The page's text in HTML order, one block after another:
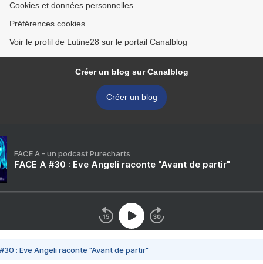
Cookies et données personnelles
Préférences cookies
Voir le profil de Lutine28 sur le portail Canalblog
Créer un blog sur Canalblog
Créer un blog
FACE A - un podcast Purecharts
FACE A #30 : Eve Angeli raconte "Avant de partir"
#30 : Eve Angeli raconte "Avant de partir"